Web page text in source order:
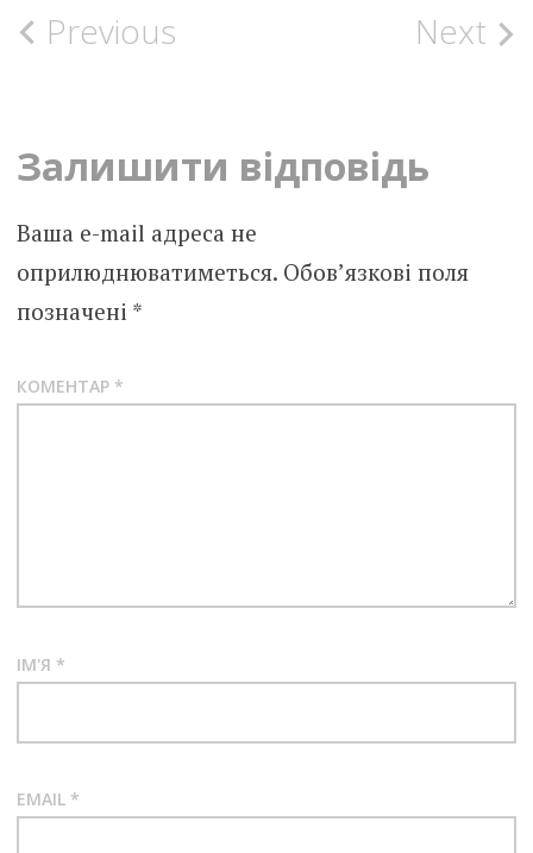
Post
Previous Next
Залишити відповідь
Ваша e-mail адреса не
оприлюднюватиметься. Обов’язкові поля
позначені *
КОМЕНТАР *
ІМ'Я *
EMAIL *